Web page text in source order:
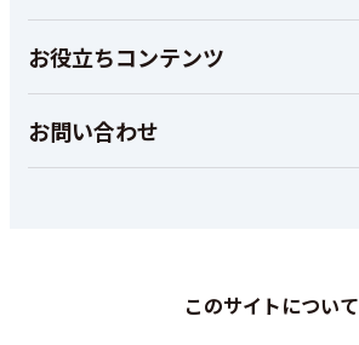
お役立ちコンテンツ
お問い合わせ
このサイトについて